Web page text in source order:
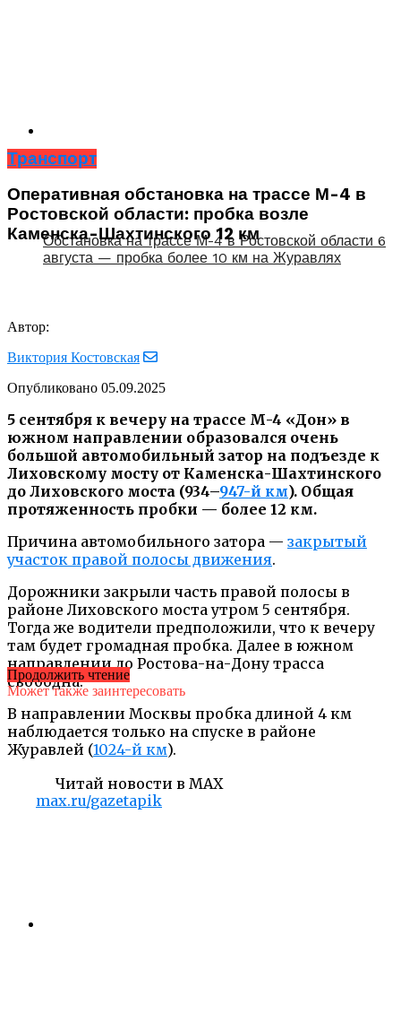
Обстановка на трассе М-4 в Ростовской области 6
августа — пробка более 10 км на Журавлях
Транспорт
Оперативная обстановка на трассе М-4 в
Ростовской области: пробка возле
Каменска-Шахтинского 12 км
Автор:
Виктория Костовская
Опубликовано 05.09.2025
5 сентября к вечеру на трассе М-4 «Дон» в
южном направлении образовался очень
большой автомобильный затор на подъезде к
Лиховскому мосту от Каменска-Шахтинского
до Лиховского моста (934–947-й км). Общая
протяженность пробки — более 12 км.
Причина автомобильного затора — закрытый
участок правой полосы движения.
Дорожники закрыли часть правой полосы в
районе Лиховского моста утром 5 сентября.
Тогда же водители предположили, что к вечеру
там будет громадная пробка. Далее в южном
направлении до Ростова-на-Дону трасса
свободна.
В направлении Москвы пробка длиной 4 км
наблюдается только на спуске в районе
Журавлей (1024-й км).
Читай новости в MAX
max.ru/gazetapik
Продолжить чтение
Может также заинтересовать